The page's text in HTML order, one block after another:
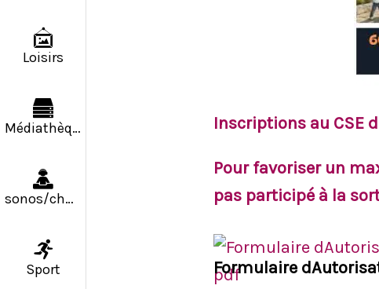
Loisirs
Médiathèque
sonos/chapiteaux
Sport
Inscriptions au CSE
Pour favoriser un
pas participé à la
Formulaire